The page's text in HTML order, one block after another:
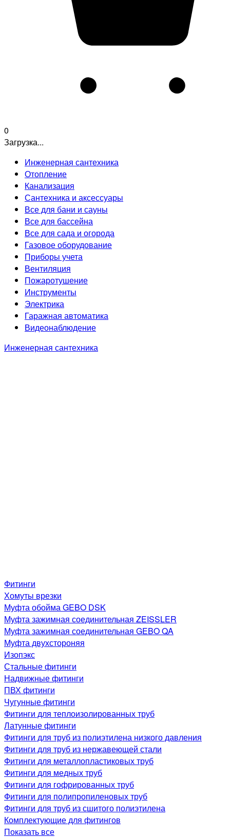
0
Загрузка...
Инженерная сантехника
Отопление
Канализация
Сантехника и аксессуары
Все для бани и сауны
Все для бассейна
Все для сада и огорода
Газовое оборудование
Приборы учета
Вентиляция
Пожаротушение
Инструменты
Электрика
Гаражная автоматика
Видеонаблюдение
Инженерная сантехника
Фитинги
Хомуты врезки
Муфта обойма GEBO DSK
Муфта зажимная соединительная ZEISSLER
Муфта зажимная соединительная GEBO QA
Муфта двухстороняя
Изопэкс
Стальные фитинги
Надвижные фитинги
ПВХ фитинги
Чугунные фитинги
Фитинги для теплоизолированных труб
Латунные фитинги
Фитинги для труб из полиэтилена низкого давления
Фитинги для труб из нержавеющей стали
Фитинги для металлопластиковых труб
Фитинги для медных труб
Фитинги для гофрированных труб
Фитинги для полипропиленовых труб
Фитинги для труб из сшитого полиэтилена
Комплектующие для фитингов
Показать все